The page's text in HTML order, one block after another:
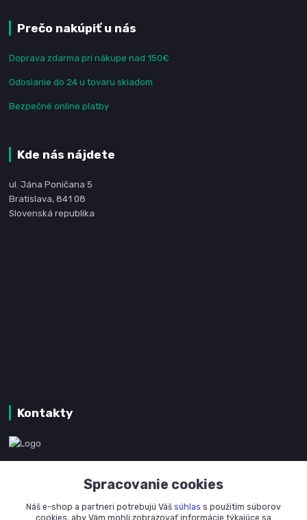
Prečo nakúpiť u nás
Doprava zdarma pri nákupe nad 150€
Odoslanie do 24 u tovaru skladom
Bezpečné online platby
Kde nás nájdete
ul. Jána Poničana 5
Bratislava, 841 08
Slovenská republika
Kontakty
+421 905 327 801
(Po-Pia, 8-16 hod.)
Spracovanie cookies
Náš e-shop a partneri potrebujú Váš súhlas s použitím súborov
cookies, aby Vám mohli zobrazovať informácie týkajúce sa